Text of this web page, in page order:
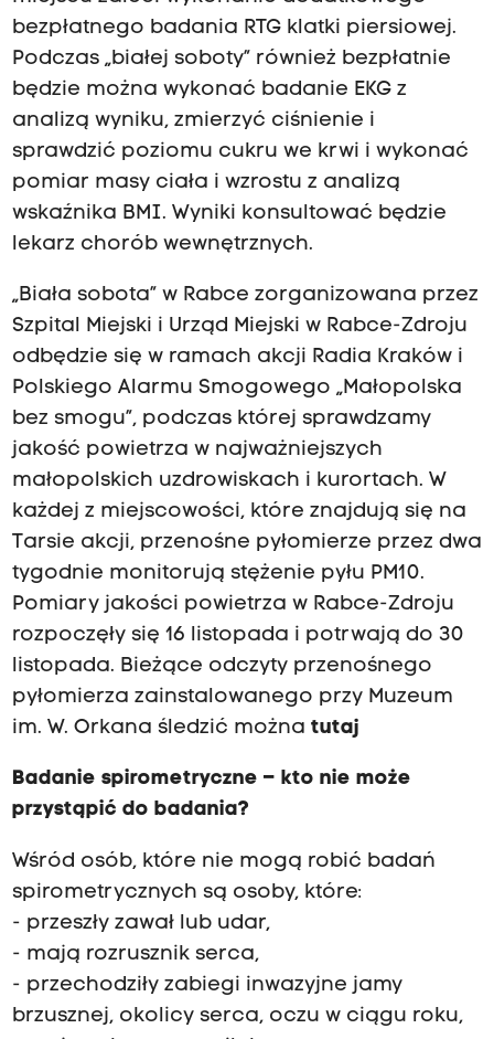
bezpłatnego badania RTG klatki piersiowej.
Podczas „białej soboty” również bezpłatnie
będzie można wykonać badanie EKG z
analizą wyniku, zmierzyć ciśnienie i
sprawdzić poziomu cukru we krwi i wykonać
pomiar masy ciała i wzrostu z analizą
wskaźnika BMI. Wyniki konsultować będzie
lekarz chorób wewnętrznych.
„Biała sobota” w Rabce zorganizowana przez
Szpital Miejski i Urząd Miejski w Rabce-Zdroju
odbędzie się w ramach akcji Radia Kraków i
Polskiego Alarmu Smogowego „Małopolska
bez smogu”, podczas której sprawdzamy
jakość powietrza w najważniejszych
małopolskich uzdrowiskach i kurortach. W
każdej z miejscowości, które znajdują się na
Tarsie akcji, przenośne pyłomierze przez dwa
tygodnie monitorują stężenie pyłu PM10.
Pomiary jakości powietrza w Rabce-Zdroju
rozpoczęły się 16 listopada i potrwają do 30
listopada. Bieżące odczyty przenośnego
pyłomierza zainstalowanego przy Muzeum
im. W. Orkana śledzić można tutaj
Badanie spirometryczne – kto nie może
przystąpić do badania?
Wśród osób, które nie mogą robić badań
spirometrycznych są osoby, które:
- przeszły zawał lub udar,
- mają rozrusznik serca,
- przechodziły zabiegi inwazyjne jamy
brzusznej, okolicy serca, oczu w ciągu roku,